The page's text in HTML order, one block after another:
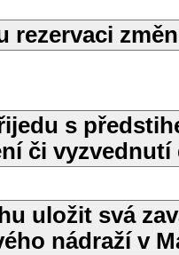
rezervaci
s
či vyzvednutí
uložit svá
nádraží v